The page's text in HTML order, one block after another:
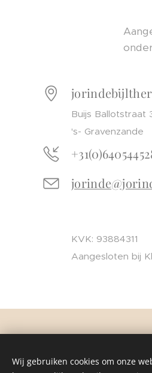
Buijs Ballotstraat
's- Gravenzande
KVK: 93884311
Aangesloten bij
Wij gebruiken cookies om onze